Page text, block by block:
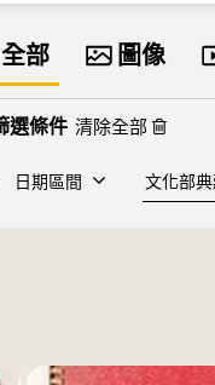
全部 圖像
清除全部
日期區間 建檔單位